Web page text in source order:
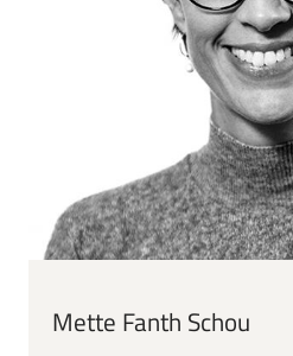
Mette Fanth Schou